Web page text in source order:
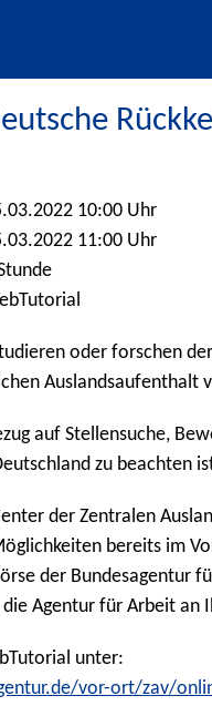
10:00 Uhr
11:00 Uhr
oder forschen
Auslandsaufenthalt
auf Stellensuche,
zu beachten
der Zentralen
bereits im
der Bundesagentur
Agentur für Arbeit
unter:
vor-ort/zav/